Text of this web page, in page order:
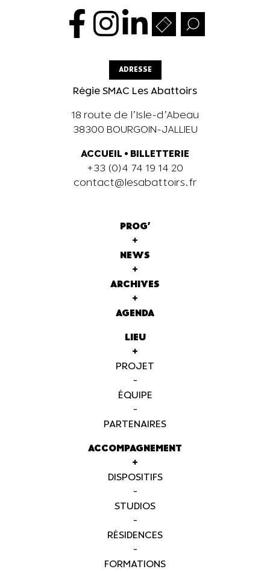
ADRESSE
Régie SMAC Les Abattoirs
18 route de l’Isle-d’Abeau
38300 BOURGOIN-JALLIEU
ACCUEIL • BILLETTERIE
+33 (0)4 74 19 14 20
contact@lesabattoirs.fr
PROG'
+
NEWS
+
ARCHIVES
+
AGENDA
LIEU
+
PROJET
-
ÉQUIPE
-
PARTENAIRES
ACCOMPAGNEMENT
+
DISPOSITIFS
-
STUDIOS
-
RÉSIDENCES
-
FORMATIONS